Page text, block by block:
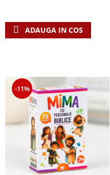
ADAUGA IN COS
-11%